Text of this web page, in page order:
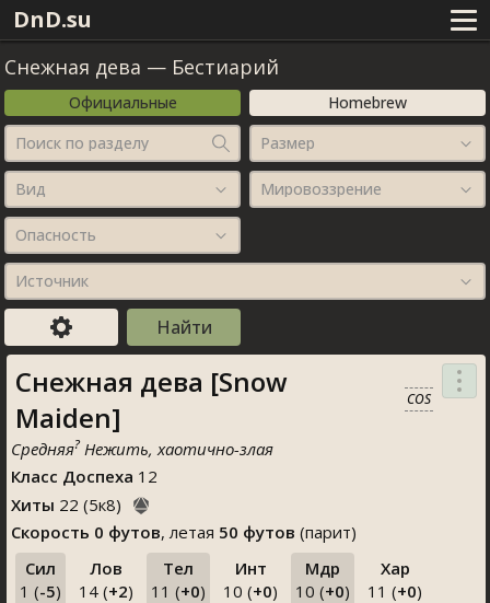
DnD.su
Снежная дева — Бестиарий
Официальные
Homebrew
Поиск по разделу
Размер
Вид Мировоззрение
Опасность
Источник
Снежная дева [Snow
Maiden]
COS
Средняя?Нежить, хаотично-злая
Класс Доспеха 12
Хиты 22 (5к8)
Скорость 0 футов, летая 50 футов (парит)
Сил
1 (-5)
Лов
14 (+2)
Тел
11 (+0)
Инт
10 (+0)
Мдр
10 (+0)
Хар
11 (+0)